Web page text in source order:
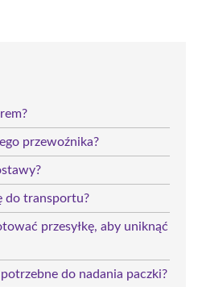
przewoźnika?
do transportu?
przesyłkę, aby uniknąć
do nadania paczki?